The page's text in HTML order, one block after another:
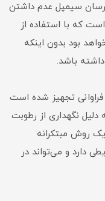
سیمپل عدم داشتن
که با استفاده از
بود بدون اینکه
باشد.
تجهیز شده است
نگهداری از رطوبت
روش مبتکرانه
دارد و می‌تواند در